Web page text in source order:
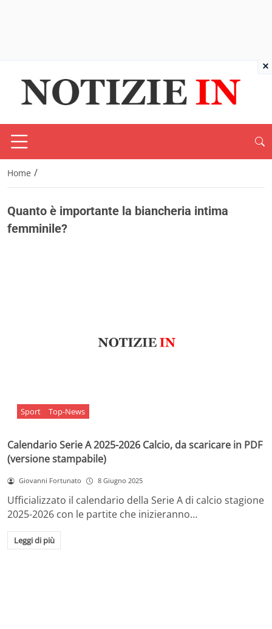
Home /
Quanto è importante la biancheria intima
femminile?
Sport Top-News
Calendario Serie A 2025-2026 Calcio, da scaricare in PDF
(versione stampabile)
Giovanni Fortunato 8 Giugno 2025
Ufficializzato il calendario della Serie A di calcio stagione
2025-2026 con le partite che inizieranno…
Leggi di più
×